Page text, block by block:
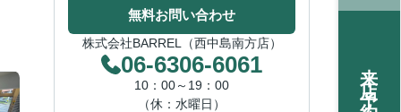
無料お問い合わせ
株式会社BARREL（西中島南方店）
06-6306-6061
10：00～19：00
（休：水曜日）
来店予約